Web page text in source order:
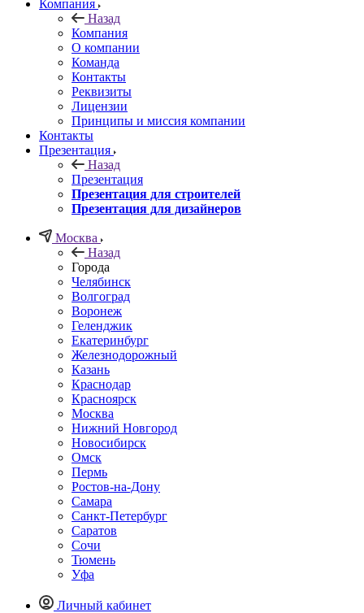
Компания
Назад
Компания
О компании
Команда
Контакты
Реквизиты
Лицензии
Принципы и миссия компании
Контакты
Презентация
Назад
Презентация
Презентация для строителей
Презентация для дизайнеров
Москва
Назад
Города
Челябинск
Волгоград
Воронеж
Геленджик
Екатеринбург
Железнодорожный
Казань
Краснодар
Красноярск
Москва
Нижний Новгород
Новосибирск
Омск
Пермь
Ростов-на-Дону
Самара
Санкт-Петербург
Саратов
Сочи
Тюмень
Уфа
Личный кабинет